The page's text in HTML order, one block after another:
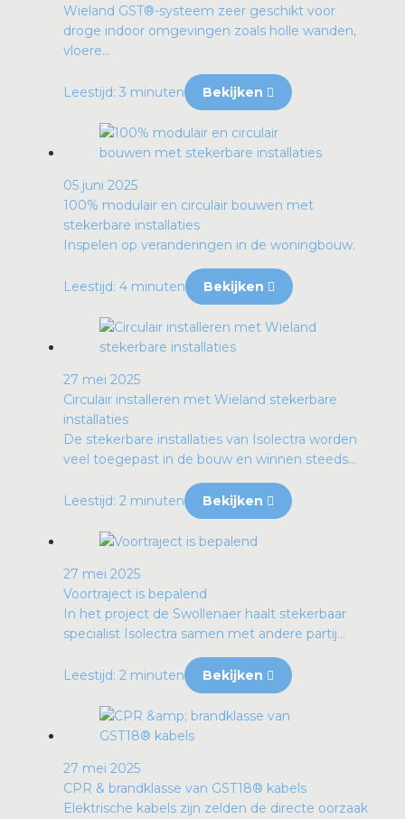
Wieland GST®-systeem zeer geschikt voor
droge indoor omgevingen zoals holle wanden,
vloere...
Leestijd: 3 minuten Bekijken
05 juni 2025
100% modulair en circulair bouwen met
stekerbare installaties
Inspelen op veranderingen in de woningbouw.
Leestijd: 4 minuten Bekijken
27 mei 2025
Circulair installeren met Wieland stekerbare
installaties
De stekerbare installaties van Isolectra worden
veel toegepast in de bouw en winnen steeds...
Leestijd: 2 minuten Bekijken
27 mei 2025
Voortraject is bepalend
In het project de Swollenaer haalt stekerbaar
specialist Isolectra samen met andere partij...
Leestijd: 2 minuten Bekijken
27 mei 2025
CPR & brandklasse van GST18® kabels
Elektrische kabels zijn zelden de directe oorzaak